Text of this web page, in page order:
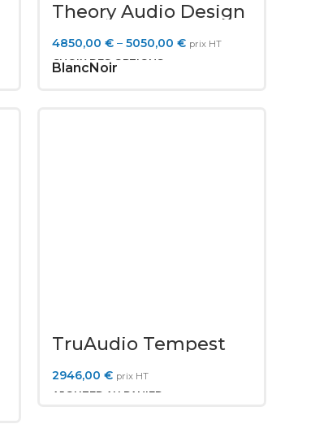
Theory Audio Design
SR-46.2
4850,00 €– 5050,00 € prix HT
CHOIX DES OPTIONS
BlancNoir
TruAudio Tempest
2946,00 € prix HT
AJOUTER AU PANIER